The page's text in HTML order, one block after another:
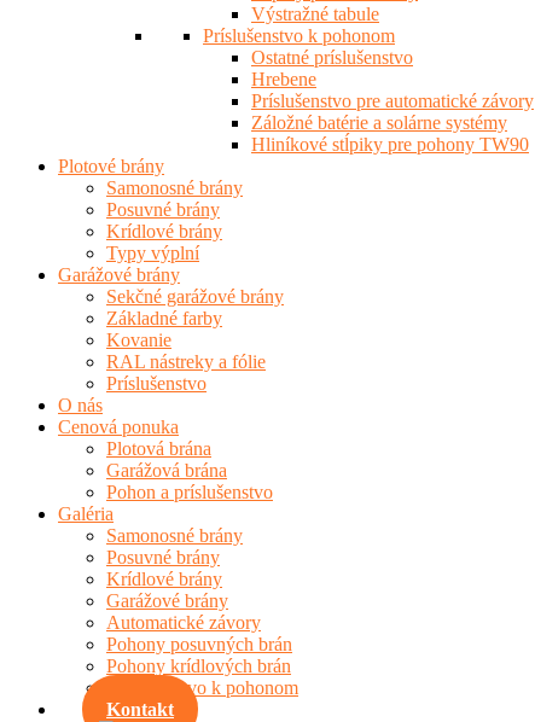
Výstražné tabule
Príslušenstvo k pohonom
Ostatné príslušenstvo
Hrebene
Príslušenstvo pre automatické závory
Záložné batérie a solárne systémy
Hliníkové stĺpiky pre pohony TW90
Plotové brány
Samonosné brány
Posuvné brány
Krídlové brány
Typy výplní
Garážové brány
Sekčné garážové brány
Základné farby
Kovanie
RAL nástreky a fólie
Príslušenstvo
O nás
Cenová ponuka
Plotová brána
Garážová brána
Pohon a príslušenstvo
Galéria
Samonosné brány
Posuvné brány
Krídlové brány
Garážové brány
Automatické závory
Pohony posuvných brán
Pohony krídlových brán
Príslušenstvo k pohonom
Kontakt